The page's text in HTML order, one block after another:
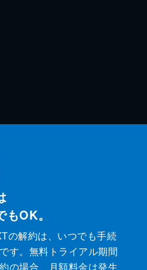
もOK。
の解約は、いつでも手続
す。無料トライアル期間
の場合、月額料金は発生